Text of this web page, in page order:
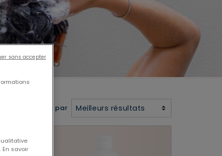
Trier par Meilleurs résultats
En savoir
sans accepter